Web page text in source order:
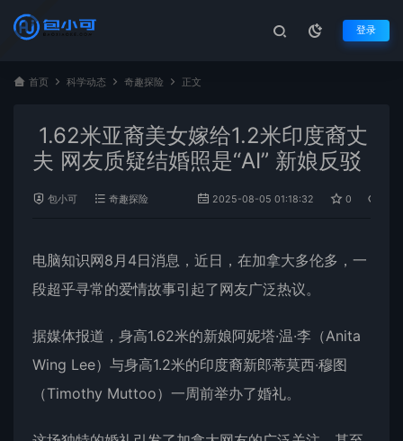
登录
首页 科学动态 奇趣探险 正文
1.62米亚裔美女嫁给1.2米印度裔丈
夫 网友质疑结婚照是“AI” 新娘反驳
包小可 奇趣探险 2025-08-05 01:18:32 0
电脑知识网8月4日消息，近日，在加拿大多伦多，一
段超乎寻常的爱情故事引起了网友广泛热议。
据媒体报道，身高1.62米的新娘阿妮塔·温·李（Anita
Wing Lee）与身高1.2米的印度裔新郎蒂莫西·穆图
（Timothy Muttoo）一周前举办了婚礼。